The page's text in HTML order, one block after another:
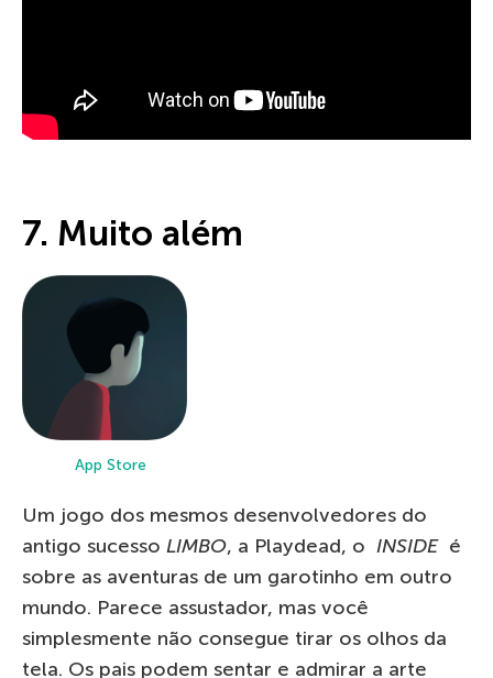
7. Muito além
App Store
Um jogo dos mesmos desenvolvedores do
antigo sucesso LIMBO, a Playdead, o INSIDEé
sobre as aventuras de um garotinho em outro
mundo. Parece assustador, mas você
simplesmente não consegue tirar os olhos da
tela. Os pais podem sentar e admirar a arte